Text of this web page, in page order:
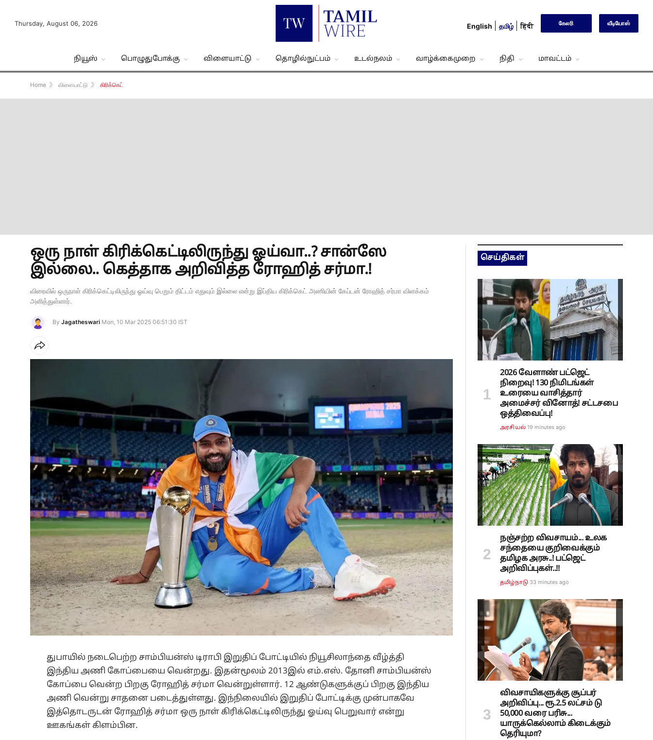
Thursday, August 06, 2026 English தமிழ் हिंदी கேலரி வீடியோஸ்
நியூஸ் பொழுதுபோக்கு விளையாட்டு தொழில்நுட்பம் உடல்நலம் வாழ்க்கைமுறை நிதி மாவட்டம்
Home 》 விளையாட்டு 》 கிரிக்கெட்
ஒரு நாள் கிரிக்கெட்டிலிருந்து ஓய்வா..? சான்ஸே
இல்லை.. கெத்தாக அறிவித்த ரோஹித் சர்மா.!
விரைவில் ஒருநாள் கிரிக்கெட்டிலிருந்து ஓய்வு பெறும் திட்டம் எதுவும் இல்லை என்று இப்திய கிரிக்கெட் அணியின் கேப்டன் ரோஹித் சர்மா விளக்கம்
அளித்துள்ளார்.
By Jagatheswari Mon, 10 Mar 2025 06:51:30 IST
துபாயில் நடைபெற்ற சாம்பியன்ஸ் டிராபி இறுதிப் போட்டியில் நியூசிலாந்தை வீழ்த்தி
இந்திய அணி கோப்பையை வென்றது. இதன்மூலம் 2013இல் எம்.எஸ். தோனி சாம்பியன்ஸ்
கோப்பை வென்ற பிறகு ரோஹித் சர்மா வென்றுள்ளார். 12 ஆண்டுகளுக்குப் பிறகு இந்திய
அணி வென்று சாதனை படைத்துள்ளது. இந்நிலையில் இறுதிப் போட்டிக்கு முன்பாகவே
இத்தொடருடன் ரோஹித் சர்மா ஒரு நாள் கிரிக்கெட்டிலிருந்து ஓய்வு பெறுவார் என்று
ஊகங்கள் கிளம்பின.
செய்திகள்
2026 வேளாண் பட்ஜெட்
நிறைவு! 130 நிமிடங்கள்
உரையை வாசித்தார்
அமைச்சர் வினோத்! சட்டசபை
ஒத்திவைப்பு!
அரசியல் 19 minutes ago
நஞ்சற்ற விவசாயம்... உலக
சந்தையை குறிவைக்கும்
தமிழக அரசு..! பட்ஜெட்
அறிவிப்புகள்..!!
தமிழ்நாடு 33 minutes ago
விவசாயிகளுக்கு சூப்பர்
அறிவிப்பு... ரூ.2.5 லட்சம் டு
50,000 வரை பரிசு...
யாருக்கெல்லாம் கிடைக்கும்
தெரியுமா?